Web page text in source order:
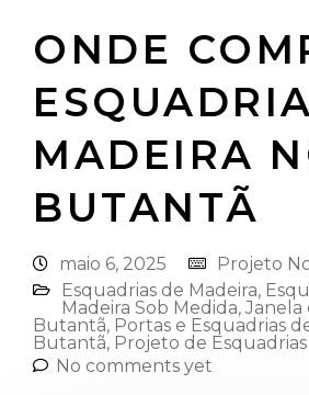
ONDE
MADEIRA
BUTANTÃ
maio 6, 2025
Projeto
Esquadrias de Madeira⁠,
Madeira Sob Medida, Janela
Butantã, Portas e Esquadrias
Butantã, Projeto de
No comments yet